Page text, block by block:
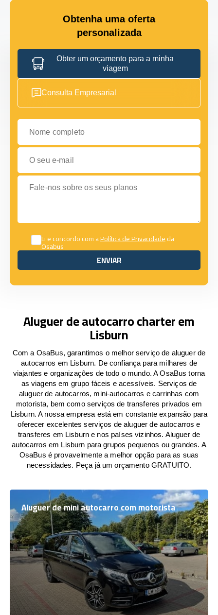
Obtenha uma oferta
personalizada
Obter um orçamento para a minha
viagem
Consulta Empresarial
Nome completo
O seu e-mail
Fale-nos sobre os seus planos
Li e concordo com aPolítica de Privacidadeda
Osabus
ENVIAR
ENVIAR
Aluguer de autocarro charter em
Lisburn
Com a OsaBus, garantimos o melhor serviço de aluguer de
autocarros em Lisburn. De confiança para milhares de
viajantes e organizações de todo o mundo. A OsaBus torna
as viagens em grupo fáceis e acessíveis. Serviços de
aluguer de autocarros, mini-autocarros e carrinhas com
motorista, bem como serviços de transferes privados em
Lisburn. A nossa empresa está em constante expansão para
oferecer excelentes serviços de aluguer de autocarros e
transferes em Lisburn e nos países vizinhos. Aluguer de
autocarros em Lisburn para grupos pequenos ou grandes. A
OsaBus é provavelmente a melhor opção para as suas
necessidades. Peça já um orçamento GRATUITO.
Aluguer de mini autocarro com motorista